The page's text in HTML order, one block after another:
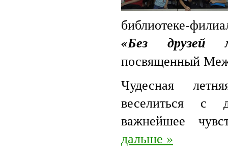
библиотеке-
«Без
посвященный
Чудесная
веселиться
важнейшее
дальше »